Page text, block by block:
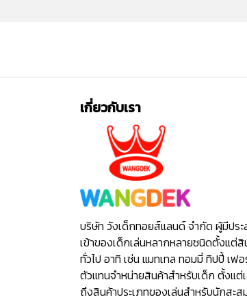
เกี่ยวกับเรา
บริษัท วังเด็กทอยส์แลนด์ จำกัด ผู้มีปร
เข้าของเด็กเล่นหลากหลายชนิดตั้งแต่
ทั่วไป อาทิ เช่น แมทเทล ทอมมี่ ทิปปี้ เฟ
ตัวแทนจำหน่ายสินค้าสำหรับเด็ก ตั้งแต่
ถึงสินค้าประเภทของเล่นสำหรับนักสะ